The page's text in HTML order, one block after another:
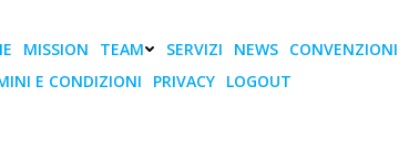
MISSION TEAM SERVIZI NEWS CONVENZIONI
E CONDIZIONI
PRIVACY LOGOUT